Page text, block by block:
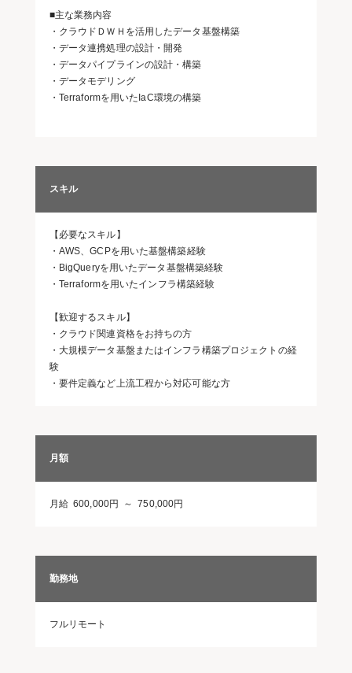
■主な業務内容
・クラウドＤＷＨを活用したデータ基盤構築
・データ連携処理の設計・開発
・データパイプラインの設計・構築
・データモデリング
・Terraformを用いたIaC環境の構築
スキル
【必要なスキル】
・AWS、GCPを用いた基盤構築経験
・BigQueryを用いたデータ基盤構築経験
・Terraformを用いたインフラ構築経験
【歓迎するスキル】
・クラウド関連資格をお持ちの方
・大規模データ基盤またはインフラ構築プロジェクトの経
験
・要件定義など上流工程から対応可能な方
月額
月給 600,000円 ～ 750,000円
勤務地
フルリモート